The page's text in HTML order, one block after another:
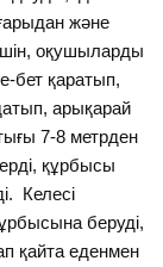
және
оқушыларды
бет қаратып,
арықарай
7-8 метрден
құрбысы
Келесі
беруді,
қайта еденмен